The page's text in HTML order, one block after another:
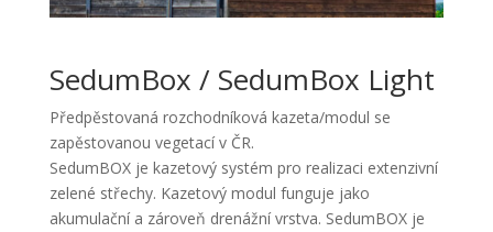
SedumBox / SedumBox Light
Předpěstovaná rozchodníková kazeta/modul se
zapěstovanou vegetací v ČR.
SedumBOX je kazetový systém pro realizaci extenzivní
zelené střechy. Kazetový modul funguje jako
akumulační a zároveň drenážní vrstva. SedumBOX je